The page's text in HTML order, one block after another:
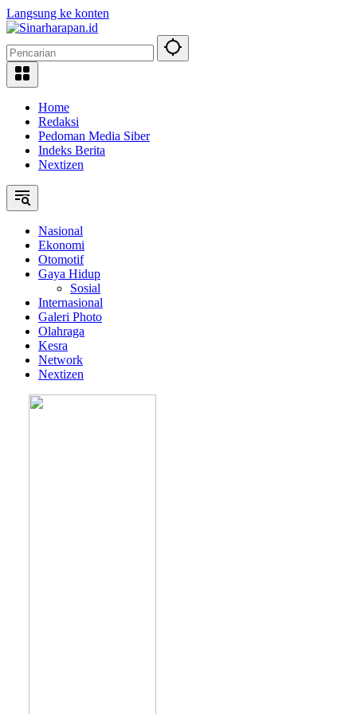
Langsung ke konten
Home
Redaksi
Pedoman Media Siber
Indeks Berita
Nextizen
Nasional
Ekonomi
Otomotif
Gaya Hidup
Sosial
Internasional
Galeri Photo
Olahraga
Kesra
Network
Nextizen